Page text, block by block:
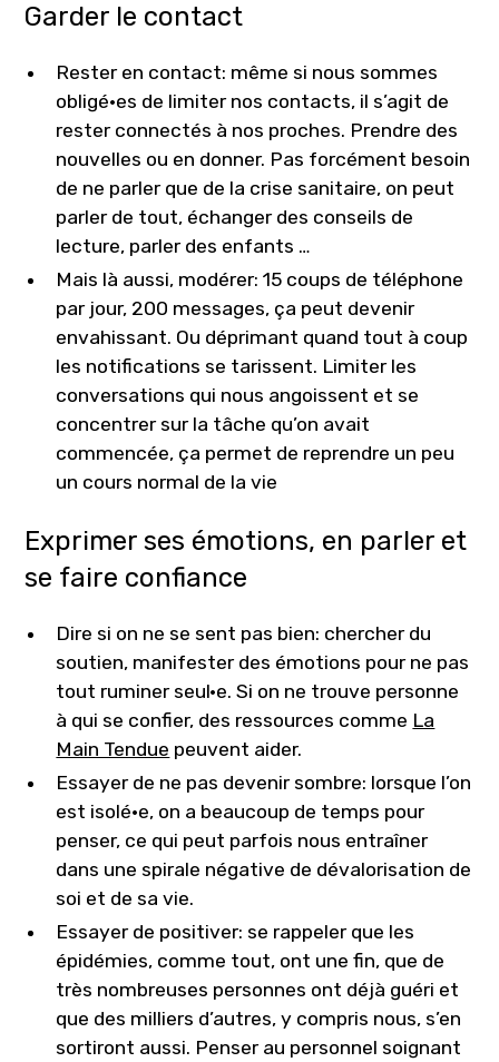
Garder le contact
Rester en contact: même si nous sommes
obligé·es de limiter nos contacts, il s’agit de
rester connectés à nos proches. Prendre des
nouvelles ou en donner. Pas forcément besoin
de ne parler que de la crise sanitaire, on peut
parler de tout, échanger des conseils de
lecture, parler des enfants …
Mais là aussi, modérer: 15 coups de téléphone
par jour, 200 messages, ça peut devenir
envahissant. Ou déprimant quand tout à coup
les notifications se tarissent. Limiter les
conversations qui nous angoissent et se
concentrer sur la tâche qu’on avait
commencée, ça permet de reprendre un peu
un cours normal de la vie
Exprimer ses émotions, en parler et
se faire confiance
Dire si on ne se sent pas bien: chercher du
soutien, manifester des émotions pour ne pas
tout ruminer seul·e. Si on ne trouve personne
à qui se confier, des ressources comme La
Main Tendue peuvent aider.
Essayer de ne pas devenir sombre: lorsque l’on
est isolé·e, on a beaucoup de temps pour
penser, ce qui peut parfois nous entraîner
dans une spirale négative de dévalorisation de
soi et de sa vie.
Essayer de positiver: se rappeler que les
épidémies, comme tout, ont une fin, que de
très nombreuses personnes ont déjà guéri et
que des milliers d’autres, y compris nous, s’en
sortiront aussi. Penser au personnel soignant